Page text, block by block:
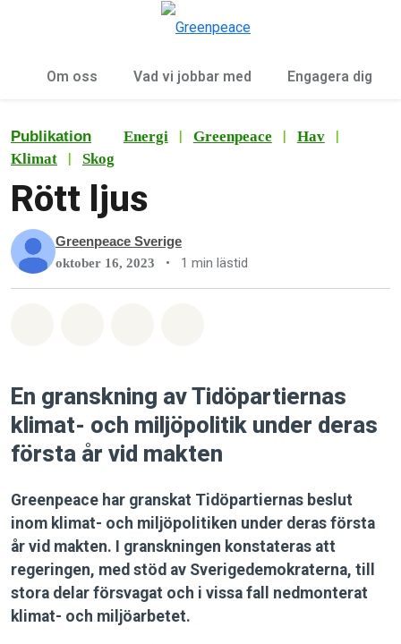
Om oss Vad vi jobbar med Engagera dig
Publikation Energi | Greenpeace | Hav |
Klimat | Skog
Rött ljus
Greenpeace Sverige
oktober 16, 2023 • 1 min lästid
En granskning av Tidöpartiernas
klimat- och miljöpolitik under deras
första år vid makten
Greenpeace har granskat Tidöpartiernas beslut
inom klimat- och miljöpolitiken under deras första
år vid makten. I granskningen konstateras att
regeringen, med stöd av Sverigedemokraterna, till
stora delar försvagat och i vissa fall nedmonterat
klimat- och miljöarbetet.